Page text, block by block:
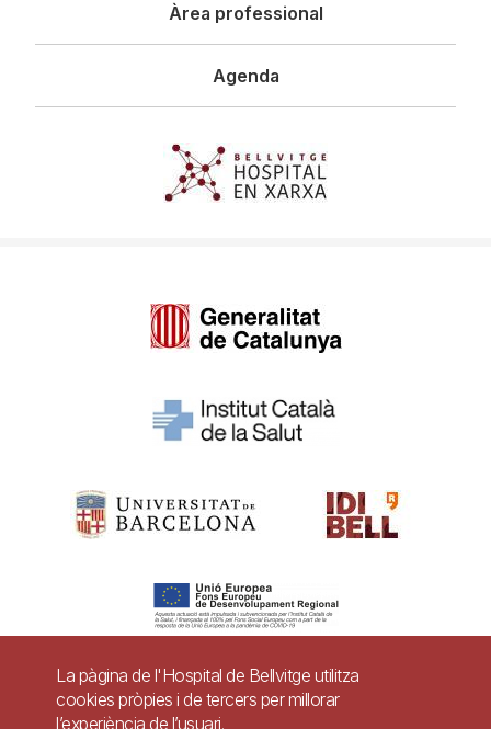
Àrea professional
Agenda
La pàgina de l'Hospital de Bellvitge utilitza
cookies pròpies i de tercers per millorar
l’experiència de l’usuari.